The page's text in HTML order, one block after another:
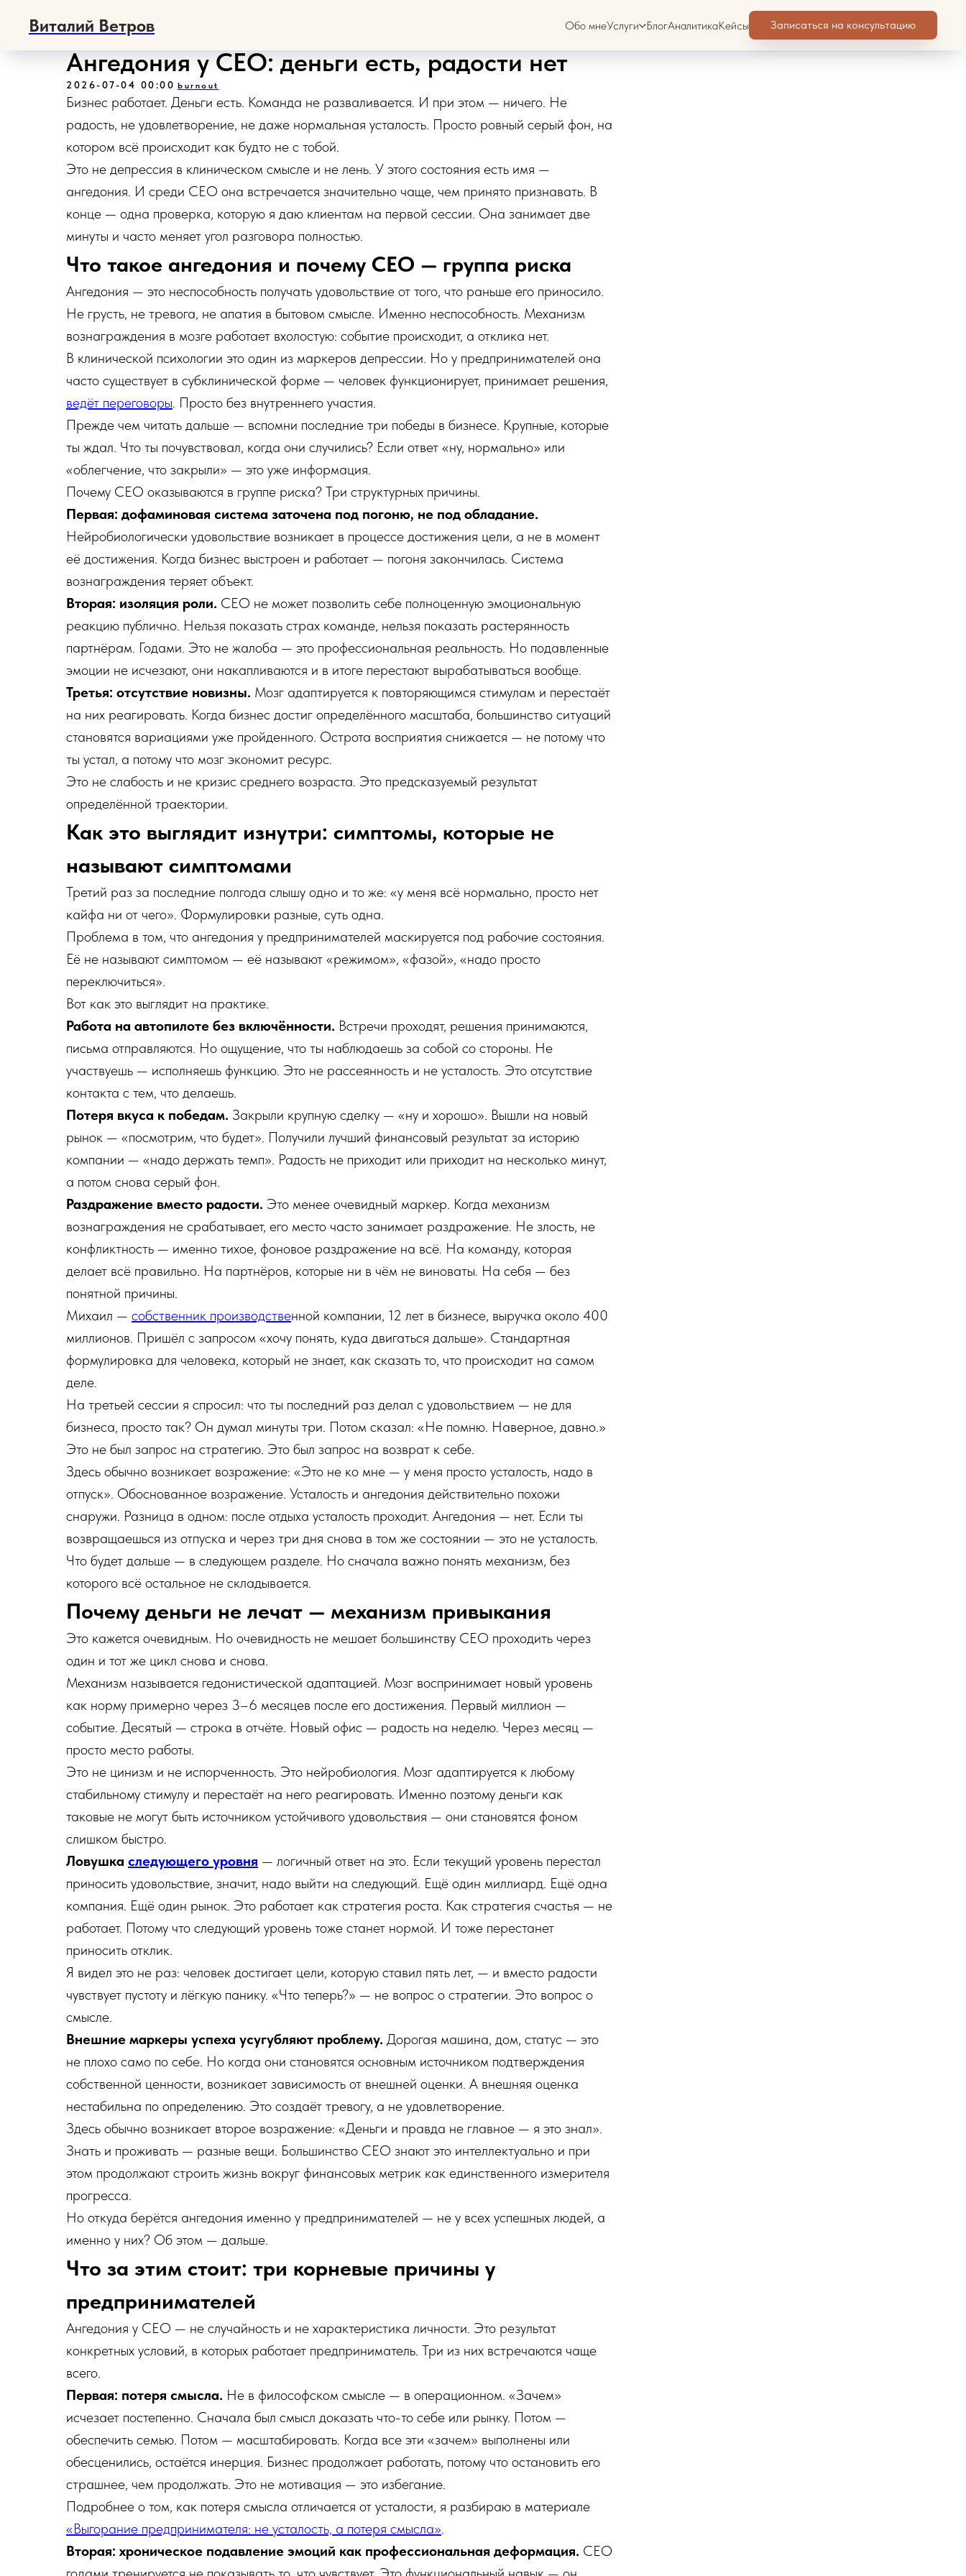
Виталий Ветров Обо мнеУслуги БлогАналитикаКейсы Записаться на консультацию
Ангедония у CEO: деньги есть, радости нет
2026-07-04 00:00 burnout
Бизнес работает. Деньги есть. Команда не разваливается. И при этом — ничего. Не
радость, не удовлетворение, не даже нормальная усталость. Просто ровный серый фон, на
котором всё происходит как будто не с тобой.
Это не депрессия в клиническом смысле и не лень. У этого состояния есть имя —
ангедония. И среди CEO она встречается значительно чаще, чем принято признавать. В
конце — одна проверка, которую я даю клиентам на первой сессии. Она занимает две
минуты и часто меняет угол разговора полностью.
Что такое ангедония и почему CEO — группа риска
Ангедония — это неспособность получать удовольствие от того, что раньше его приносило.
Не грусть, не тревога, не апатия в бытовом смысле. Именно неспособность. Механизм
вознаграждения в мозге работает вхолостую: событие происходит, а отклика нет.
В клинической психологии это один из маркеров депрессии. Но у предпринимателей она
часто существует в субклинической форме — человек функционирует, принимает решения,
ведёт переговоры. Просто без внутреннего участия.
Прежде чем читать дальше — вспомни последние три победы в бизнесе. Крупные, которые
ты ждал. Что ты почувствовал, когда они случились? Если ответ «ну, нормально» или
«облегчение, что закрыли» — это уже информация.
Почему CEO оказываются в группе риска? Три структурных причины.
Первая: дофаминовая система заточена под погоню, не под обладание.
Нейробиологически удовольствие возникает в процессе достижения цели, а не в момент
её достижения. Когда бизнес выстроен и работает — погоня закончилась. Система
вознаграждения теряет объект.
Вторая: изоляция роли. CEO не может позволить себе полноценную эмоциональную
реакцию публично. Нельзя показать страх команде, нельзя показать растерянность
партнёрам. Годами. Это не жалоба — это профессиональная реальность. Но подавленные
эмоции не исчезают, они накапливаются и в итоге перестают вырабатываться вообще.
Третья: отсутствие новизны. Мозг адаптируется к повторяющимся стимулам и перестаёт
на них реагировать. Когда бизнес достиг определённого масштаба, большинство ситуаций
становятся вариациями уже пройденного. Острота восприятия снижается — не потому что
ты устал, а потому что мозг экономит ресурс.
Это не слабость и не кризис среднего возраста. Это предсказуемый результат
определённой траектории.
Как это выглядит изнутри: симптомы, которые не
называют симптомами
Третий раз за последние полгода слышу одно и то же: «у меня всё нормально, просто нет
кайфа ни от чего». Формулировки разные, суть одна.
Проблема в том, что ангедония у предпринимателей маскируется под рабочие состояния.
Её не называют симптомом — её называют «режимом», «фазой», «надо просто
переключиться».
Вот как это выглядит на практике.
Работа на автопилоте без включённости. Встречи проходят, решения принимаются,
письма отправляются. Но ощущение, что ты наблюдаешь за собой со стороны. Не
участвуешь — исполняешь функцию. Это не рассеянность и не усталость. Это отсутствие
контакта с тем, что делаешь.
Потеря вкуса к победам. Закрыли крупную сделку — «ну и хорошо». Вышли на новый
рынок — «посмотрим, что будет». Получили лучший финансовый результат за историю
компании — «надо держать темп». Радость не приходит или приходит на несколько минут,
а потом снова серый фон.
Раздражение вместо радости. Это менее очевидный маркер. Когда механизм
вознаграждения не срабатывает, его место часто занимает раздражение. Не злость, не
конфликтность — именно тихое, фоновое раздражение на всё. На команду, которая
делает всё правильно. На партнёров, которые ни в чём не виноваты. На себя — без
понятной причины.
Михаил — собственник производственной компании, 12 лет в бизнесе, выручка около 400
миллионов. Пришёл с запросом «хочу понять, куда двигаться дальше». Стандартная
формулировка для человека, который не знает, как сказать то, что происходит на самом
деле.
На третьей сессии я спросил: что ты последний раз делал с удовольствием — не для
бизнеса, просто так? Он думал минуты три. Потом сказал: «Не помню. Наверное, давно.»
Это не был запрос на стратегию. Это был запрос на возврат к себе.
Здесь обычно возникает возражение: «Это не ко мне — у меня просто усталость, надо в
отпуск». Обоснованное возражение. Усталость и ангедония действительно похожи
снаружи. Разница в одном: после отдыха усталость проходит. Ангедония — нет. Если ты
возвращаешься из отпуска и через три дня снова в том же состоянии — это не усталость.
Что будет дальше — в следующем разделе. Но сначала важно понять механизм, без
которого всё остальное не складывается.
Почему деньги не лечат — механизм привыкания
Это кажется очевидным. Но очевидность не мешает большинству CEO проходить через
один и тот же цикл снова и снова.
Механизм называется гедонистической адаптацией. Мозг воспринимает новый уровень
как норму примерно через 3–6 месяцев после его достижения. Первый миллион —
событие. Десятый — строка в отчёте. Новый офис — радость на неделю. Через месяц —
просто место работы.
Это не цинизм и не испорченность. Это нейробиология. Мозг адаптируется к любому
стабильному стимулу и перестаёт на него реагировать. Именно поэтому деньги как
таковые не могут быть источником устойчивого удовольствия — они становятся фоном
слишком быстро.
Ловушка следующего уровня — логичный ответ на это. Если текущий уровень перестал
приносить удовольствие, значит, надо выйти на следующий. Ещё один миллиард. Ещё одна
компания. Ещё один рынок. Это работает как стратегия роста. Как стратегия счастья — не
работает. Потому что следующий уровень тоже станет нормой. И тоже перестанет
приносить отклик.
Я видел это не раз: человек достигает цели, которую ставил пять лет, — и вместо радости
чувствует пустоту и лёгкую панику. «Что теперь?» — не вопрос о стратегии. Это вопрос о
смысле.
Внешние маркеры успеха усугубляют проблему. Дорогая машина, дом, статус — это
не плохо само по себе. Но когда они становятся основным источником подтверждения
собственной ценности, возникает зависимость от внешней оценки. А внешняя оценка
нестабильна по определению. Это создаёт тревогу, а не удовлетворение.
Здесь обычно возникает второе возражение: «Деньги и правда не главное — я это знал».
Знать и проживать — разные вещи. Большинство CEO знают это интеллектуально и при
этом продолжают строить жизнь вокруг финансовых метрик как единственного измерителя
прогресса.
Но откуда берётся ангедония именно у предпринимателей — не у всех успешных людей, а
именно у них? Об этом — дальше.
Что за этим стоит: три корневые причины у
предпринимателей
Ангедония у CEO — не случайность и не характеристика личности. Это результат
конкретных условий, в которых работает предприниматель. Три из них встречаются чаще
всего.
Первая: потеря смысла. Не в философском смысле — в операционном. «Зачем»
исчезает постепенно. Сначала был смысл доказать что-то себе или рынку. Потом —
обеспечить семью. Потом — масштабировать. Когда все эти «зачем» выполнены или
обесценились, остаётся инерция. Бизнес продолжает работать, потому что остановить его
страшнее, чем продолжать. Это не мотивация — это избегание.
Подробнее о том, как потеря смысла отличается от усталости, я разбираю в материале
«Выгорание предпринимателя: не усталость, а потеря смысла».
Вторая: хроническое подавление эмоций как профессиональная деформация. CEO